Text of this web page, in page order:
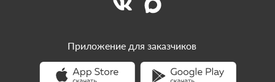
Приложение для заказчиков